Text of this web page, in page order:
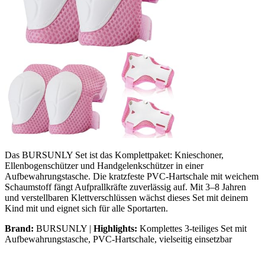
Das BURSUNLY Set ist das Komplettpaket: Knieschoner,
Ellenbogenschützer und Handgelenkschützer in einer
Aufbewahrungstasche. Die kratzfeste PVC-Hartschale mit weichem
Schaumstoff fängt Aufprallkräfte zuverlässig auf. Mit 3–8 Jahren
und verstellbaren Klettverschlüssen wächst dieses Set mit deinem
Kind mit und eignet sich für alle Sportarten.
Brand: BURSUNLY | Highlights: Komplettes 3-teiliges Set mit
Aufbewahrungstasche, PVC-Hartschale, vielseitig einsetzbar